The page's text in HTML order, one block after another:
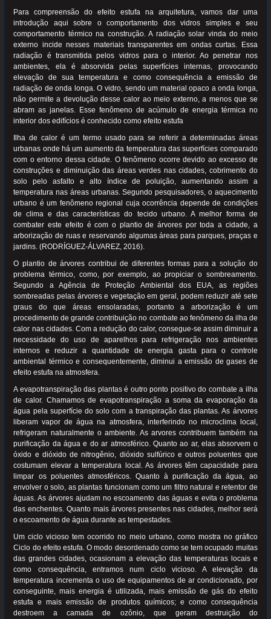
Para compreensão do efeito estufa na arquitetura, vamos dar uma
introdução aqui sobre o comportamento dos vidros simples e seu
comportamento térmico na construção. A radiação solar vinda do meio
externo incide nesses materiais transparentes em ondas curtas. Essa
radiação é transmitida pelos vidros para o interior. Ao penetrar nos
ambientes, ela é absorvida pelas superfícies internas, provocando
elevação de sua temperatura e como consequência a emissão de
radiação de onda longa. O vidro, sendo um material opaco a onda longa,
não permite a devolução desse calor ao meio externo, a menos que se
abram as janelas. Esse fenômeno de acúmulo de energia térmica no
interior dos edifícios é conhecido como efeito estufa
Ilha de calor é um termo usado para se referir a determinadas áreas
urbanas onde há um aumento da temperatura das superfícies comparado
com o entorno dessa cidade. O fenômeno ocorre devido ao excesso de
construções e diminuição das áreas verdes nas cidades, cobrimento do
solo pelo asfalto e alto índice de poluição, aumentando assim a
temperatura nas áreas urbanas. Segundo pesquisadores, o aquecimento
urbano é um fenômeno regional cuja ocorrência depende de condições
de clima e das características do tecido urbano. A melhor forma de
combater este efeito é com o plantio de árvores por toda a cidade, a
arborização de ruas e reservando algumas áreas para parques, praças e
jardins. (RODRÍGUEZ-ÁLVAREZ, 2016).
O plantio de árvores contribui de diferentes formas para a solução do
problema térmico, como, por exemplo, ao propiciar o sombreamento.
Segundo a Agência de Proteção Ambiental dos EUA, as regiões
sombreadas pelas árvores e vegetação em geral, podem reduzir até sete
graus do que áreas ensolaradas, portanto a arborização é um
procedimento de grande contribuição no combate ao fenômeno da ilha de
calor nas cidades. Com a redução do calor, consegue-se assim diminuir a
necessidade do uso de aparelhos para refrigeração nos ambientes
internos e reduzir a quantidade de energia gasta para o controle
ambiental térmico e consequentemente, diminui a emissão de gases de
efeito estufa na atmosfera.
A evapotranspiração das plantas é outro ponto positivo do combate a ilha
de calor. Chamamos de evapotranspiração a soma da evaporação da
água pela superfície do solo com a transpiração das plantas. As árvores
liberam vapor de água na atmosfera, interferindo no microclima local,
refrigeram naturalmente o ambiente. As arvores contribuem também na
purificação da água e do ar atmosférico. Quanto ao ar, elas absorvem o
óxido e dióxido de nitrogênio, dióxido sulfúrico e outros poluentes que
costumam elevar a temperatura local. As árvores têm capacidade para
limpar os poluentes atmosféricos. Quanto à purificação da água, ao
envolver o solo, as plantas funcionam como um filtro natural e retentor de
águas. As árvores ajudam no escoamento das águas e evita o problema
das enchentes. Quanto mais árvores presentes nas cidades, melhor será
o escoamento de água durante as tempestades.
Um ciclo vicioso tem ocorrido no meio urbano, como mostra no gráfico
Ciclo do efeito estufa. O modo desordenado como se tem ocupado muitas
das grandes cidades, ocasionam a elevação das temperaturas locais e
como consequência, entramos num ciclo vicioso. A elevação da
temperatura incrementa o uso de equipamentos de ar condicionado, por
conseguinte, mais energia é utilizada, mais emissão de gás do efeito
estufa e mais emissão de produtos químicos; e como consequência
destroem a camada de ozônio, que geram destruição do